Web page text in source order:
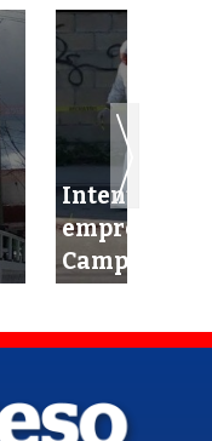
Intentan
empresario
Campeche